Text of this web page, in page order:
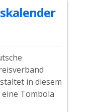
in diesem
eine Tombola